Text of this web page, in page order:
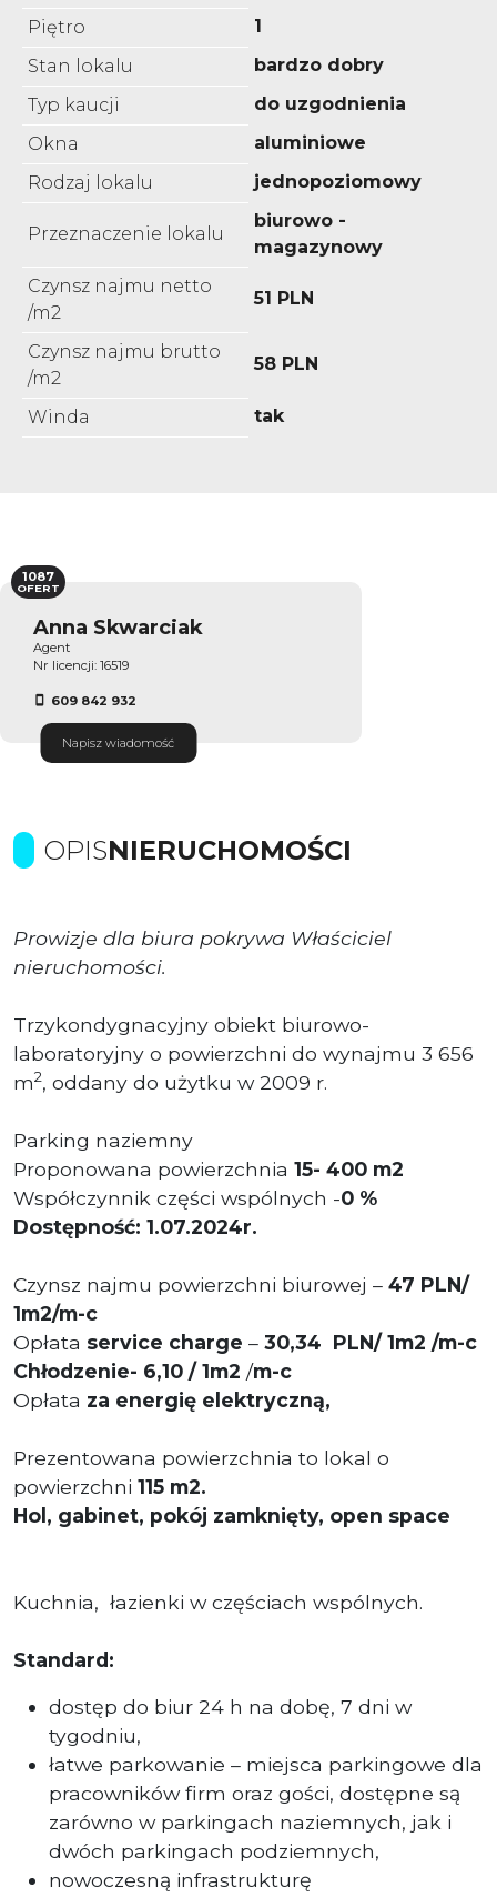
Piętro
1
Stan lokalu
bardzo dobry
Typ kaucji
do uzgodnienia
Okna
aluminiowe
Rodzaj lokalu
jednopoziomowy
Przeznaczenie lokalu
biurowo -
magazynowy
Czynsz najmu netto
/m2
51 PLN
Czynsz najmu brutto
/m2
58 PLN
Winda tak
Anna Skwarciak
Agent
Nr licencji: 16519
609 842 932
Napisz wiadomość
1087
OFERT
OPISNIERUCHOMOŚCI
Prowizje dla biura pokrywa Właściciel
nieruchomości.
Trzykondygnacyjny obiekt biurowo-
laboratoryjny o powierzchni do wynajmu 3 656
m2, oddany do użytku w 2009 r.
Parking naziemny
Proponowana powierzchnia 15- 400 m2
Współczynnik części wspólnych -0 %
Dostępność: 1.07.2024r.
Czynsz najmu powierzchni biurowej – 47 PLN/
1m2/m-c
Opłata service charge – 30,34 PLN/ 1m2 /m-c
Chłodzenie- 6,10 / 1m2 /m-c
Opłata za energię elektryczną,
Prezentowana powierzchnia to lokal o
powierzchni 115 m2.
Hol, gabinet, pokój zamknięty, open space
Kuchnia, łazienki w częściach wspólnych.
Standard:
dostęp do biur 24 h na dobę, 7 dni w
tygodniu,
łatwe parkowanie – miejsca parkingowe dla
pracowników firm oraz gości, dostępne są
zarówno w parkingach naziemnych, jak i
dwóch parkingach podziemnych,
nowoczesną infrastrukturę